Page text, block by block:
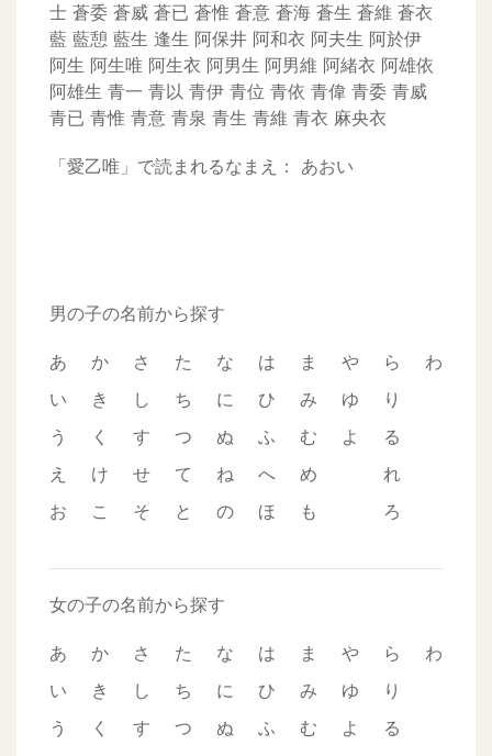
士 蒼委 蒼威 蒼已 蒼惟 蒼意 蒼海 蒼生 蒼維 蒼衣
藍 藍憩 藍生 逢生 阿保井 阿和衣 阿夫生 阿於伊
阿生 阿生唯 阿生衣 阿男生 阿男維 阿緒衣 阿雄依
阿雄生 青一 青以 青伊 青位 青依 青偉 青委 青威
青已 青惟 青意 青泉 青生 青維 青衣 麻央衣
「愛乙唯」で読まれるなまえ： あおい
男の子の名前から探す
あ
い
う
え
お
か
き
く
け
こ
さ
し
す
せ
そ
た
ち
つ
て
と
な
に
ぬ
ね
の
は
ひ
ふ
へ
ほ
ま
み
む
め
も
や
ゆ
よ
ら
り
る
れ
ろ
わ
女の子の名前から探す
あ
い
う
か
き
く
さ
し
す
た
ち
つ
な
に
ぬ
は
ひ
ふ
ま
み
む
や
ゆ
よ
ら
り
る
わ